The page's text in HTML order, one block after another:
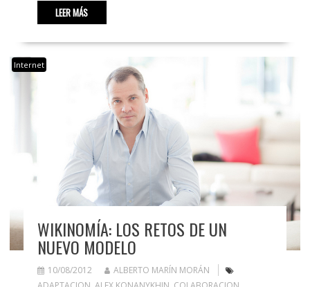
LEER MÁS
Internet
WIKINOMÍA: LOS RETOS DE UN
NUEVO MODELO
10/08/2012
ALBERTO MARÍN MORÁN